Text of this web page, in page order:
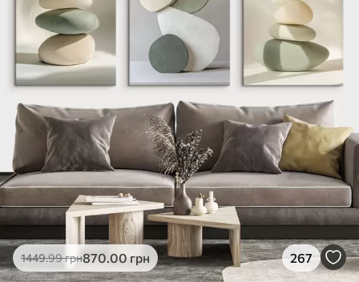
1449.99грн870.00 грн 267